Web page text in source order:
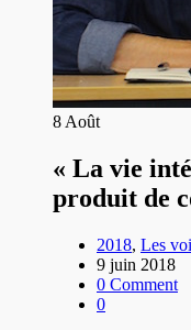
8 Août
« La vie
produit de
2018, Les
9 juin 2018
0 Comment
0